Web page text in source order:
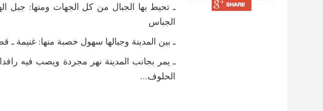
ـ تحيط بها الجبال من كل الجهات ومنها:
الجباس
ـ بين المدينة وجبالها سهول خصبة منها: غنيمة ـ
ـ يمر بجانب المدينة نهر مجردة ويصب فيه
الحلوف...